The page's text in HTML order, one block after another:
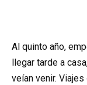
Al quinto año,
llegar tarde a
veían venir.